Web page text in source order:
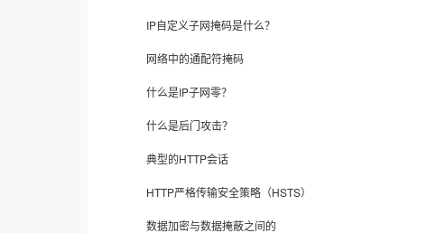
IP自定义子网掩码是什么？
网络中的通配符掩码
什么是IP子网零？
什么是后门攻击？
典型的HTTP会话
HTTP严格传输安全策略（HSTS）
数据加密与数据掩蔽之间的